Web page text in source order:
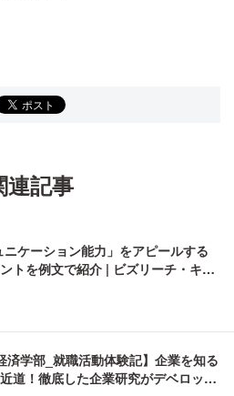
連記事
ニケーション能力」をアピールする
トを例文で紹介 | ビズリーチ・キャ
済学部_就職活動体験記】企業を知る
道！徹底した企業研究がデベロッパ